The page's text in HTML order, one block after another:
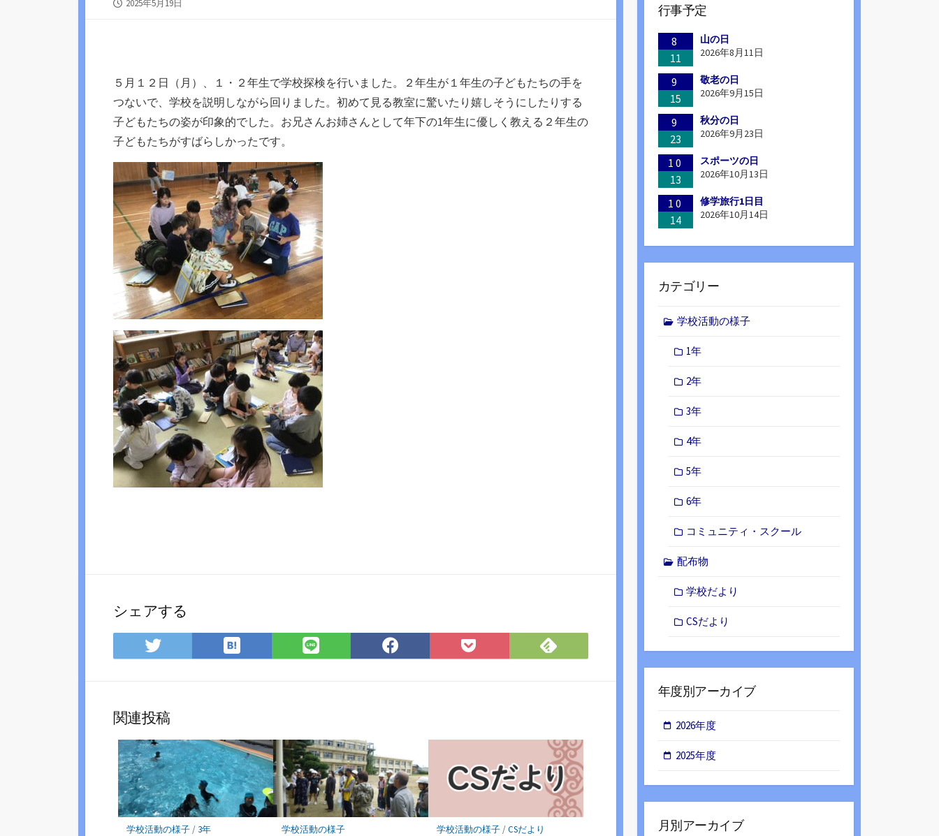
2025年5月19日
５月１２日（月）、１・２年生で学校探検を行いました。２年生が１年生の子どもたちの手を
つないで、学校を説明しながら回りました。初めて見る教室に驚いたり嬉しそうにしたりする
子どもたちの姿が印象的でした。お兄さんお姉さんとして年下の1年生に優しく教える２年生の
子どもたちがすばらしかったです。
シェアする
Twitter
で
ア
は
て
マ
ー
ク
に
保
LINE
で
Facebook
で
Pocket
に
Feedly
で
関連投稿
学校活動の様子/ 3年 学校活動の様子 学校活動の様子/CSだより
行事予定
8
11
山の日
2026年8月11日
9
15
敬老の日
2026年9月15日
9
23
秋分の日
2026年9月23日
10
13
スポーツの日
2026年10月13日
10
14
修学旅行1日目
2026年10月14日
カテゴリー
学校活動の様子
1年
2年
3年
4年
5年
6年
コミュニティ・スクール
配布物
学校だより
CSだより
年度別アーカイブ
2026年度
2025年度
月別アーカイブ